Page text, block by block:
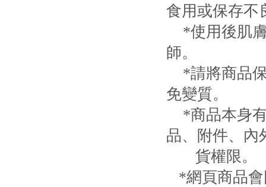
食用或保存不
*使用後肌膚
師。
*請將商品保
免變質。
*商品本身有
品、附件、內
貨權限。
*網頁商品會